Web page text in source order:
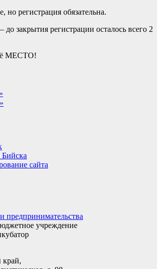
но регистрация обязательна.
закрытия регистрации осталось всего 2
МЕСТО!
Бийска
сайта
учреждение
край,